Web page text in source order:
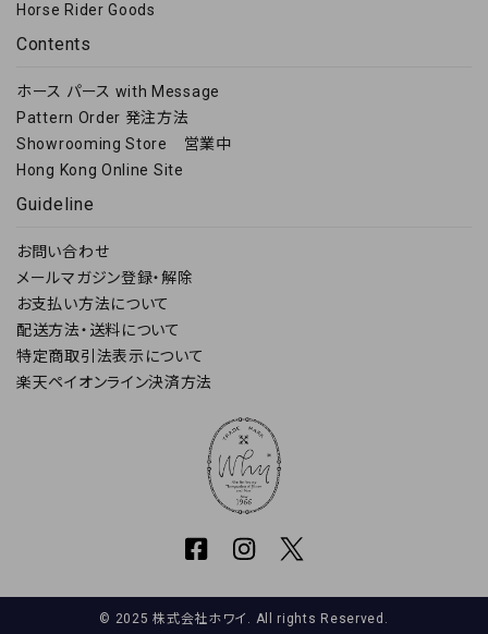
Horse Rider Goods
Contents
ホース パース with Message
Pattern Order 発注方法
Showrooming Store 営業中
Hong Kong Online Site
Guideline
お問い合わせ
メールマガジン登録・解除
お支払い方法について
配送方法・送料について
特定商取引法表示について
楽天ペイオンライン決済方法
© 2025 株式会社ホワイ. All rights Reserved.